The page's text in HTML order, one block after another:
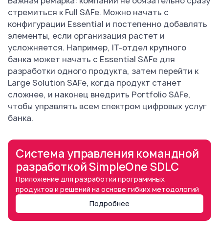
стремиться к Full SAFe. Можно начать с
конфигурации Essential и постепенно добавлять
элементы, если организация растет и
усложняется. Например, IT-отдел крупного
банка может начать с Essential SAFe для
разработки одного продукта, затем перейти к
Large Solution SAFe, когда продукт станет
сложнее, и наконец внедрить Portfolio SAFe,
чтобы управлять всем спектром цифровых услуг
банка.
Система управления командной
разработкой SimpleOne SDLC
Приложение для разработки программных
продуктов и решений на основе гибких методологий
Подробнее